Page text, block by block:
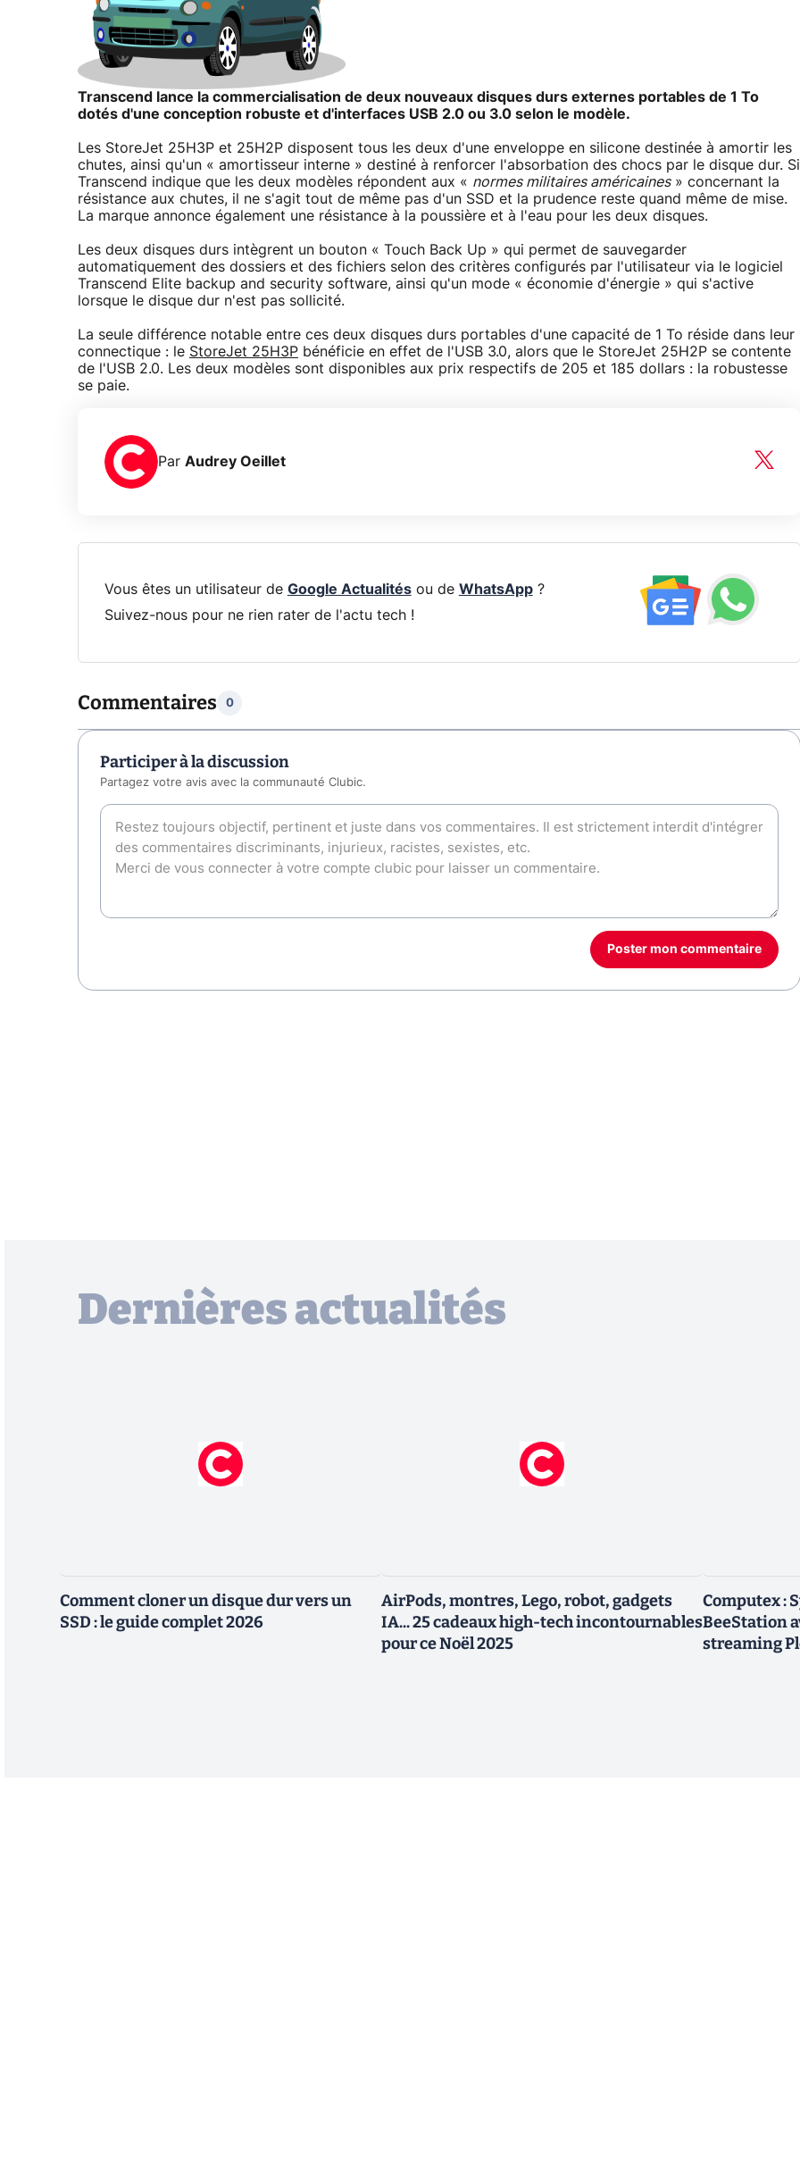
Transcend lance la commercialisation de deux nouveaux disques durs externes portables de 1 To
dotés d'une conception robuste et d'interfaces USB 2.0 ou 3.0 selon le modèle.
Les StoreJet 25H3P et 25H2P disposent tous les deux d'une enveloppe en silicone destinée à amortir les
chutes, ainsi qu'un « amortisseur interne » destiné à renforcer l'absorbation des chocs par le disque dur. Si
Transcend indique que les deux modèles répondent aux « normes militaires américaines» concernant la
résistance aux chutes, il ne s'agit tout de même pas d'un SSD et la prudence reste quand même de mise.
La marque annonce également une résistance à la poussière et à l'eau pour les deux disques.
Les deux disques durs intègrent un bouton « Touch Back Up » qui permet de sauvegarder
automatiquement des dossiers et des fichiers selon des critères configurés par l'utilisateur via le logiciel
Transcend Elite backup and security software, ainsi qu'un mode « économie d'énergie » qui s'active
lorsque le disque dur n'est pas sollicité.
La seule différence notable entre ces deux disques durs portables d'une capacité de 1 To réside dans leur
connectique : le StoreJet 25H3P bénéficie en effet de l'USB 3.0, alors que le StoreJet 25H2P se contente
de l'USB 2.0. Les deux modèles sont disponibles aux prix respectifs de 205 et 185 dollars : la robustesse
se paie.
Par Audrey Oeillet
Vous êtes un utilisateur de Google Actualitésou de WhatsApp?
Suivez-nous pour ne rien rater de l'actu tech !
Commentaires 0
Participer à la discussion
Partagez votre avis avec la communauté Clubic.
Poster mon commentaire
Dernières actualités
Comment cloner un disque dur vers un
SSD : le guide complet 2026
AirPods, montres, Lego, robot, gadgets
IA... 25 cadeaux high-tech incontournables
pour ce Noël 2025
Computex :
BeeStation
streaming